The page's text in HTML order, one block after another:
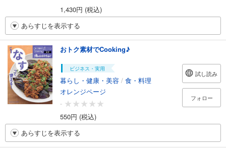
1,430円 (税込)
あらすじを表示する
おトク素材でCooking♪
ビジネス・実用
暮らし・健康・美容 / 食・料理
オレンジページ
-
550円 (税込)
試し読み
フォロー
あらすじを表示する